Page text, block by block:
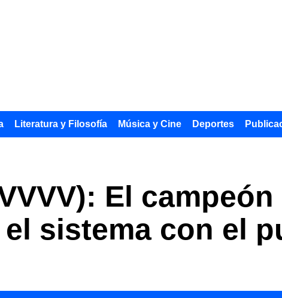
Literatura y Filosofía Música y Cine Deportes
El campeón
sistema con el